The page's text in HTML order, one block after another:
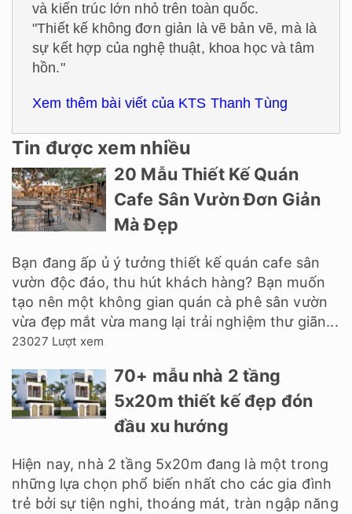
và kiến trúc lớn nhỏ trên toàn quốc.
"Thiết kế không đơn giản là vẽ bản vẽ, mà là
sự kết hợp của nghệ thuật, khoa học và tâm
hồn."
Xem thêm bài viết của KTS Thanh Tùng
Tin được xem nhiều
20 Mẫu Thiết Kế Quán
Cafe Sân Vườn Đơn Giản
Mà Đẹp
Bạn đang ấp ủ ý tưởng thiết kế quán cafe sân
vườn độc đáo, thu hút khách hàng? Bạn muốn
tạo nên một không gian quán cà phê sân vườn
vừa đẹp mắt vừa mang lại trải nghiệm thư giãn...
23027 Lượt xem
70+ mẫu nhà 2 tầng
5x20m thiết kế đẹp đón
đầu xu hướng
Hiện nay, nhà 2 tầng 5x20m đang là một trong
những lựa chọn phổ biến nhất cho các gia đình
trẻ bởi sự tiện nghi, thoáng mát, tràn ngập năng